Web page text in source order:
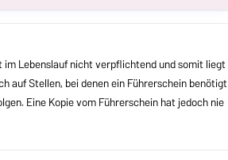
im Lebenslauf nicht verpflichtend und somit liegt
auf Stellen, bei denen ein Führerschein benötigt
Eine Kopie vom Führerschein hat jedoch nie